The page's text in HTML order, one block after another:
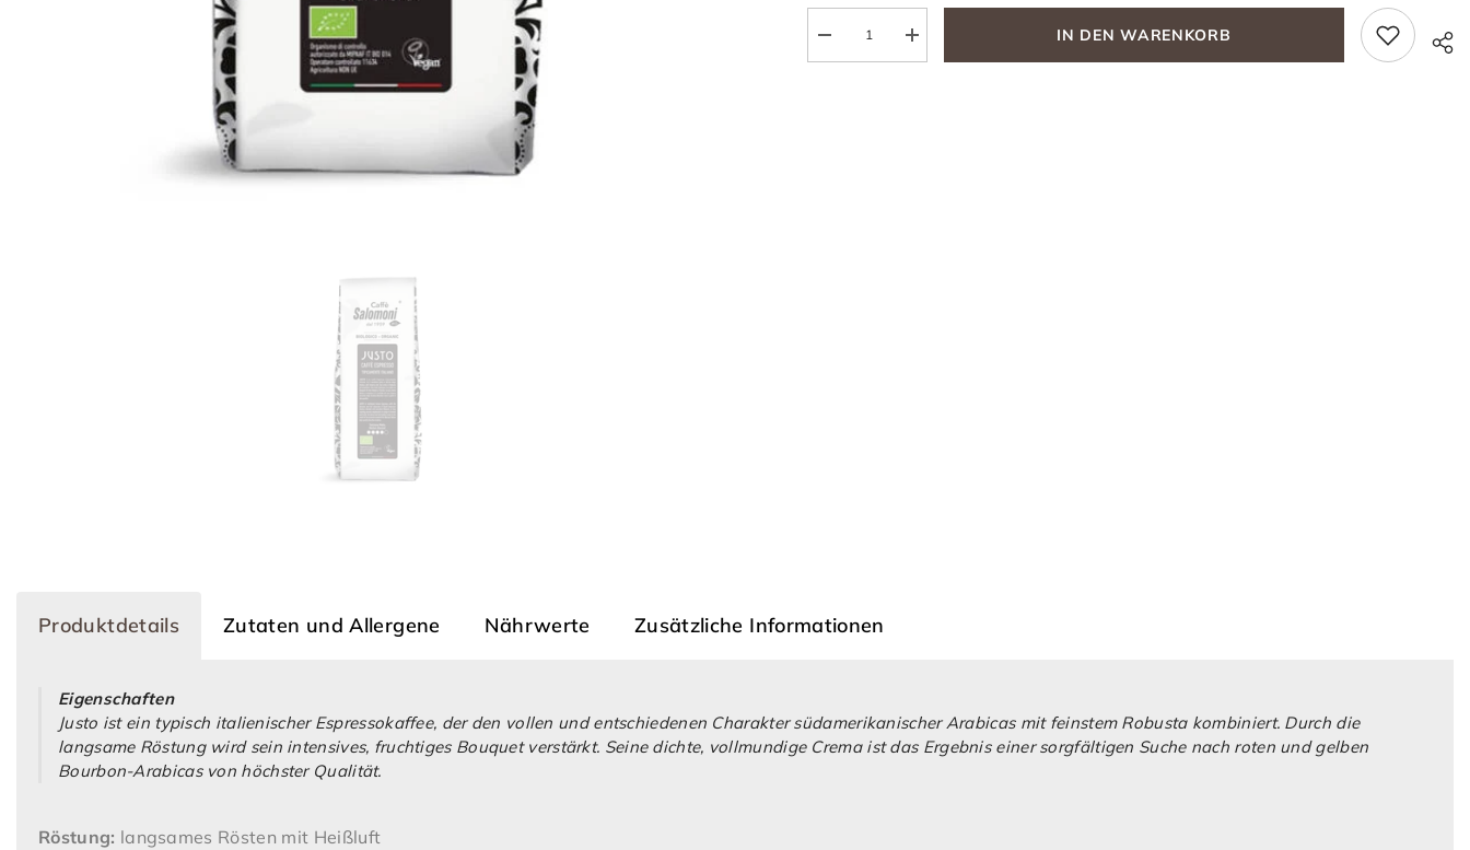
IN DEN WARENKORB
Produktdetails Zutaten und Allergene Nährwerte Zusätzliche Informationen
Eigenschaften
Justo ist ein typisch italienischer Espressokaffee, der den vollen und entschiedenen Charakter südamerikanischer Arabicas mit feinstem Robusta kombiniert. Durch die
langsame Röstung wird sein intensives, fruchtiges Bouquet verstärkt. Seine dichte, vollmundige Crema ist das Ergebnis einer sorgfältigen Suche nach roten und gelben
Bourbon-Arabicas von höchster Qualität.
Röstung: langsames Rösten mit Heißluft